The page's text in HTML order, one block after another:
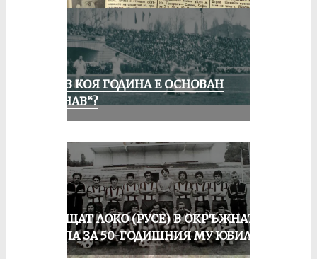
ПРЕЗ КОЯ ГОДИНА Е ОСНОВАН
„ДУНАВ“?
ПРАЩАТ ЛОКО (РУСЕ) В ОКРЪЖНАТА
ГРУПА ЗА 50-ГОДИШНИЯ МУ ЮБИЛЕЙ